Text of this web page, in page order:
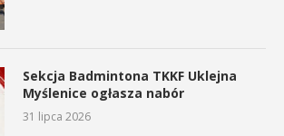
Sekcja Badmintona TKKF Uklejna
Myślenice ogłasza nabór
31 lipca 2026